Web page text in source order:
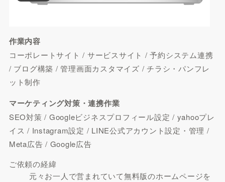
作業内容
コーポレートサイト / サービスサイト / 予約システム連携
/ ブログ構築 / 管理画面カスタマイズ / チラシ・パンフレ
ット制作
マーケティング対策・連携作業
SEO対策 / Googleビジネスプロフィール設定 / yahooプレ
イス / Instagram設定 / LINE公式アカウント設定・管理 /
Meta広告 / Google広告
ご依頼の経緯
元々お一人で営まれていて無料版のホームページを